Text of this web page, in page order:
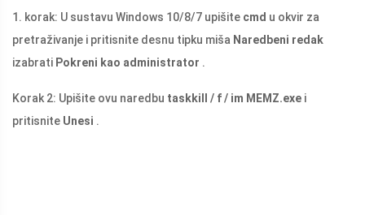
1. korak: U sustavu Windows 10/8/7 upišite cmd u okvir za
pretraživanje i pritisnite desnu tipku miša Naredbeni redak
izabrati Pokreni kao administrator .
Korak 2: Upišite ovu naredbu taskkill / f / im MEMZ.exe i
pritisnite Unesi .